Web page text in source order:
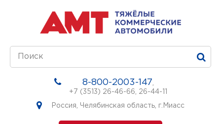
8-800-2003-147
+7 (3513) 26-46-66
26-44-11
Россия, Челябинская область, г.Миасс